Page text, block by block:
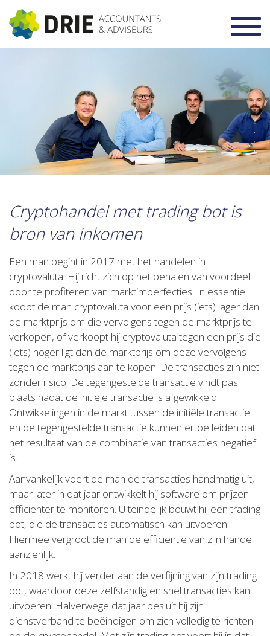
Cryptohandel met trading bot is
bron van inkomen
Een man begint in 2017 met het handelen in
cryptovaluta. Hij richt zich op het behalen van voordeel
door te profiteren van marktimperfecties. In essentie
koopt de man cryptovaluta voor een prijs (iets) lager dan
de marktprijs om die vervolgens tegen de marktprijs te
verkopen, of verkoopt hij cryptovaluta tegen een prijs die
(iets) hoger ligt dan de marktprijs om deze vervolgens
tegen de marktprijs aan te kopen. De transacties zijn niet
zonder risico. De tegengestelde transactie vindt pas
plaats nadat de initiële transactie is afgewikkeld.
Ontwikkelingen in de markt tussen de initiële transactie
en de tegengestelde transactie kunnen ertoe leiden dat
het resultaat van de combinatie van transacties negatief
is.
Aanvankelijk voert de man de transacties handmatig uit,
maar later in dat jaar ontwikkelt hij software om prijzen
efficiënter te monitoren. Uiteindelijk bouwt hij een trading
bot, die de transacties automatisch kan uitvoeren.
Hiermee vergroot de man de efficiëntie van zijn handel
aanzienlijk.
In 2018 werkt hij verder aan de verfijning van zijn trading
bot, waardoor deze zelfstandig en snel transacties kan
uitvoeren. Halverwege dat jaar besluit hij zijn
dienstverband te beëindigen om zich volledig te richten